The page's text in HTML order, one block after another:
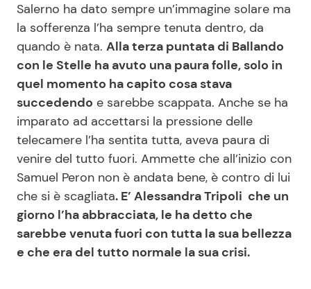
Festività Ricette per Bambini
Seguici
Info
Chi siamo
Disclaimer e Privacy
Salerno ha dato sempre un’immagine solare ma
la sofferenza l’ha sempre tenuta dentro, da
quando è nata. Alla terza puntata di Ballando
con le Stelle ha avuto una paura folle, solo in
quel momento ha capito cosa stava
succedendo e sarebbe scappata. Anche se ha
imparato ad accettarsi la pressione delle
telecamere l’ha sentita tutta, aveva paura di
venire del tutto fuori. Ammette che all’inizio con
Samuel Peron non è andata bene, è contro di lui
che si è scagliata. E’ Alessandra Tripoli che un
giorno l’ha abbracciata, le ha detto che
sarebbe venuta fuori con tutta la sua bellezza
e che era del tutto normale la sua crisi.